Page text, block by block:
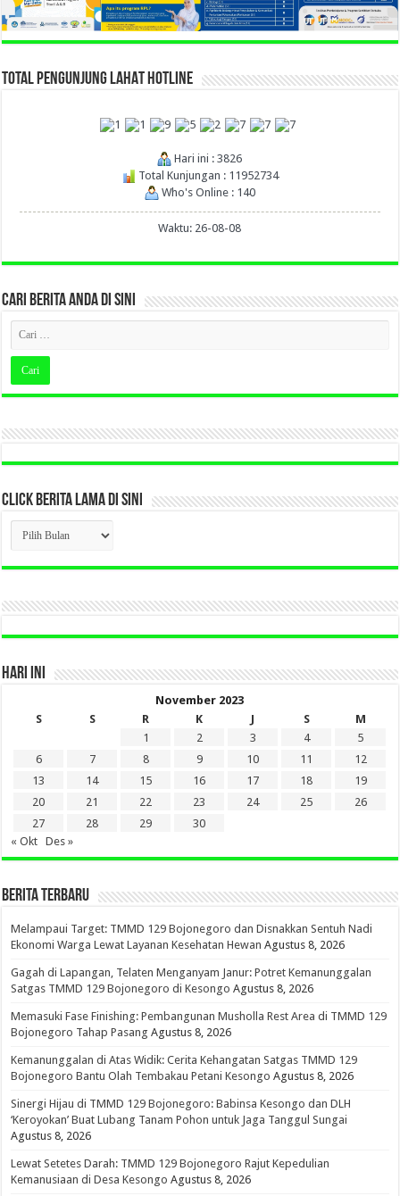
TOTAL PENGUNJUNG LAHAT HOTLINE
Hari ini : 3826
Total Kunjungan : 11952734
Who's Online : 140
Waktu: 26-08-08
CARI BERITA ANDA DI SINI
CLICK BERITA LAMA DI SINI
CLICK
BERITA
LAMA
DI
HARI INI
November 2023
S
S R K J S
M
1
2 3 4
5
6
7 8 9 10 11
12
13
14 15 16 17 18
19
20
21 22 23 24 25
26
27
28 29
30
« Okt
Des »
BERITA TERBARU
Melampaui Target: TMMD 129 Bojonegoro dan Disnakkan Sentuh Nadi
Ekonomi Warga Lewat Layanan Kesehatan Hewan Agustus 8, 2026
Gagah di Lapangan, Telaten Menganyam Janur: Potret Kemanunggalan
Satgas TMMD 129 Bojonegoro di Kesongo Agustus 8, 2026
Memasuki Fase Finishing: Pembangunan Musholla Rest Area di TMMD 129
Bojonegoro Tahap Pasang Agustus 8, 2026
Kemanunggalan di Atas Widik: Cerita Kehangatan Satgas TMMD 129
Bojonegoro Bantu Olah Tembakau Petani Kesongo Agustus 8, 2026
Sinergi Hijau di TMMD 129 Bojonegoro: Babinsa Kesongo dan DLH
‘Keroyokan’ Buat Lubang Tanam Pohon untuk Jaga Tanggul Sungai
Agustus 8, 2026
Lewat Setetes Darah: TMMD 129 Bojonegoro Rajut Kepedulian
Kemanusiaan di Desa Kesongo Agustus 8, 2026